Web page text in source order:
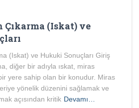
Çıkarma (Iskat) ve
(Iskat) ve Hukuki Sonuçları Giriş
diğer bir adıyla ıskat, miras
yere sahip olan bir konudur. Miras
yönelik düzenini sağlamak ve
açısından kritik Devamı…